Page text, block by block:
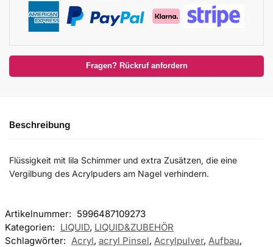
Fragen? Rückruf anfordern
Beschreibung
Flüssigkeit mit lila Schimmer und extra Zusätzen, die eine
Vergilbung des Acrylpuders am Nagel verhindern.
Artikelnummer: 5996487109273
Kategorien: LIQUID, LIQUID&ZUBEHÖR
Schlagwörter: Acryl, acryl Pinsel, Acrylpulver, Aufbau,